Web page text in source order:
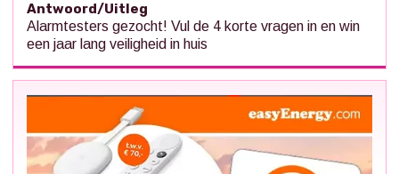
Antwoord/Uitleg
Alarmtesters gezocht! Vul de 4 korte vragen in en win
een jaar lang veiligheid in huis